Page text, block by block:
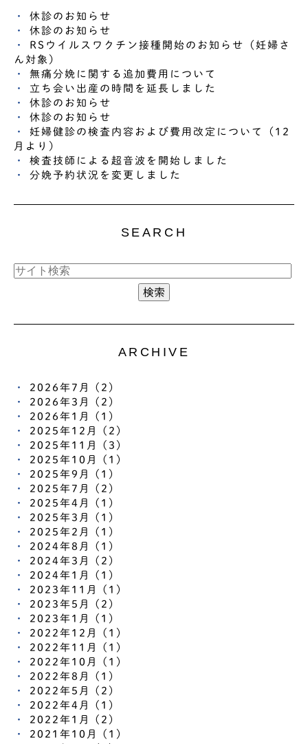
休診のお知らせ
休診のお知らせ
RSウイルスワクチン接種開始のお知らせ（妊婦さ
ん対象）
無痛分娩に関する追加費用について
立ち会い出産の時間を延長しました
休診のお知らせ
休診のお知らせ
妊婦健診の検査内容および費用改定について（12
月より）
検査技師による超音波を開始しました
分娩予約状況を変更しました
SEARCH
ARCHIVE
2026年7月 (2)
2026年3月 (2)
2026年1月 (1)
2025年12月 (2)
2025年11月 (3)
2025年10月 (1)
2025年9月 (1)
2025年7月 (2)
2025年4月 (1)
2025年3月 (1)
2025年2月 (1)
2024年8月 (1)
2024年3月 (2)
2024年1月 (1)
2023年11月 (1)
2023年5月 (2)
2023年1月 (1)
2022年12月 (1)
2022年11月 (1)
2022年10月 (1)
2022年8月 (1)
2022年5月 (2)
2022年4月 (1)
2022年1月 (2)
2021年10月 (1)